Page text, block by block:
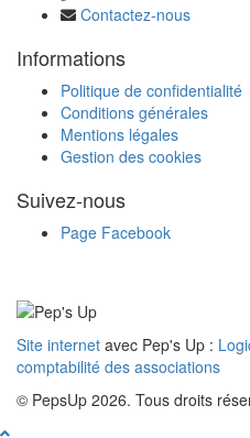
Contactez-nous
Informations
Politique de confidentialité
Conditions générales
Mentions légales
Gestion des cookies
Suivez-nous
Page Facebook
Site internet avec Pep's Up :
comptabilité des associations
© PepsUp 2026. Tous droits